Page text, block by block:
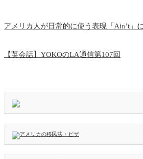
アメリカ人が日常的に使う表現「Ain’t」
【英会話】YOKOのLA通信第107回